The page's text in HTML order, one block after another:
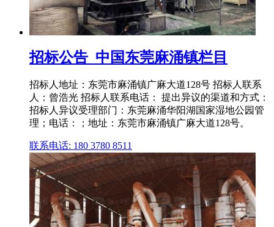
招标公告_中国东莞麻涌镇栏目
招标人地址：东莞市麻涌镇广麻大道128号 招标人联系
人：曾浩光 招标人联系电话： 提出异议的渠道和方式：
招标人异议受理部门：东莞麻涌华阳湖国家湿地公园管
理；电话：；地址：东莞市麻涌镇广麻大道128号。
联系电话: 180 3780 8511